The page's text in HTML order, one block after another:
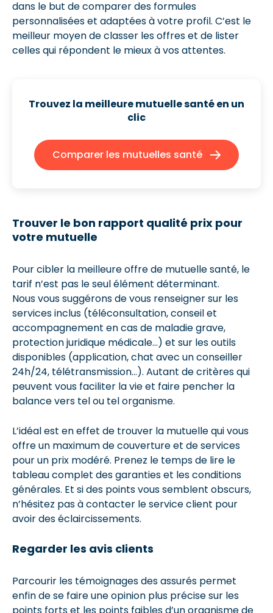
dans le but de comparer des formules
personnalisées et adaptées à votre profil. C’est le
meilleur moyen de classer les offres et de lister
celles qui répondent le mieux à vos attentes.
Trouvez la meilleure mutuelle santéen un
clic
Comparer les mutuelles santé
Trouver le bon rapport qualité prix pour
votre mutuelle
Pour cibler la meilleure offre de mutuelle santé, le
tarif n’est pas le seul élément déterminant.
Nous vous suggérons de vous renseigner sur les
services inclus (téléconsultation, conseil et
accompagnement en cas de maladie grave,
protection juridique médicale…) et sur les outils
disponibles (application, chat avec un conseiller
24h/24, télétransmission…). Autant de critères qui
peuvent vous faciliter la vie et faire pencher la
balance vers tel ou tel organisme.
L’idéal est en effet de trouver la mutuelle qui vous
offre un maximum de couverture et de services
pour un prix modéré. Prenez le temps de lire le
tableau complet des garanties et les conditions
générales. Et si des points vous semblent obscurs,
n’hésitez pas à contacter le service client pour
avoir des éclaircissements.
Regarder les avis clients
Parcourir les témoignages des assurés permet
enfin de se faire une opinion plus précise sur les
points forts et les points faibles d’un organisme de